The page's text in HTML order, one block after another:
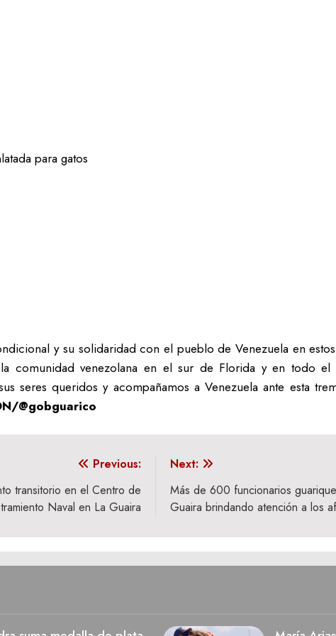
para gatos
y su solidaridad con el pueblo de Venezuela en
venezolana en el sur de Florida y en todo el
seres queridos y acompañamos a Venezuela ante esta
@gobguarico
Previous:
transitorio en el Centro de
Naval en La Guaira
Next:
Más de 600 funcionarios
Guaira brindando atención a los